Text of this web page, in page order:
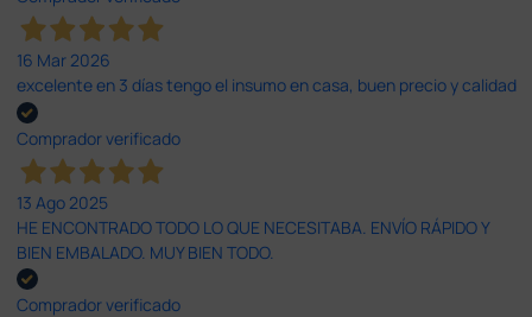
16 Mar 2026
excelente en 3 días tengo el insumo en casa, buen precio y calidad
Comprador verificado
13 Ago 2025
HE ENCONTRADO TODO LO QUE NECESITABA. ENVÍO RÁPIDO Y
BIEN EMBALADO. MUY BIEN TODO.
Comprador verificado